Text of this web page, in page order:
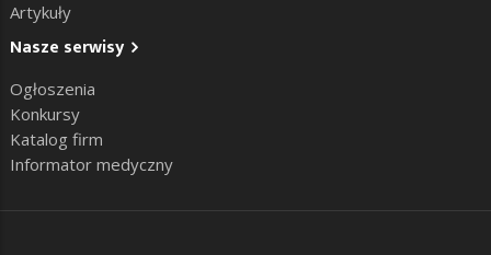
Artykuły
Nasze serwisy
Ogłoszenia
Konkursy
Katalog firm
Informator medyczny